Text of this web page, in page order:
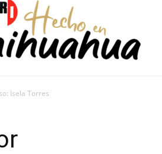
Isela Torres